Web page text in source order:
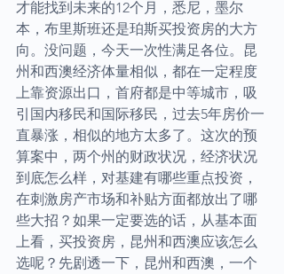
才能找到未来的12个月，悉尼，墨尔
本，布里斯班还是珀斯买投资房的大方
向。没问题，今天一次性满足各位。昆
州和西澳经济体量相似，都在一定程度
上靠资源出口，首府都是中等城市，吸
引国内移民和国际移民，过去5年房价一
直暴涨，相似的地方太多了。这次的预
算案中，两个州的财政状况，经济状况
到底怎么样，对基建有哪些重点投资，
在刺激房产市场和补贴方面都放出了哪
些大招？如果一定要选的话，从基本面
上看，买投资房，昆州和西澳应该怎么
选呢？先剧透一下，昆州和西澳，一个